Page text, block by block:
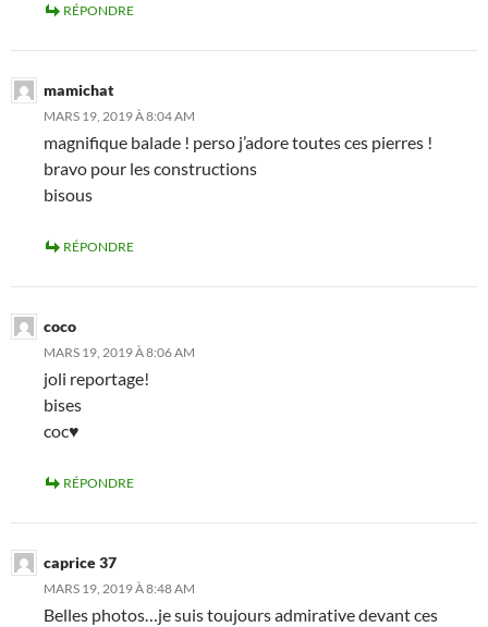
RÉPONDRE
mamichat
MARS 19, 2019 À 8:04 AM
magnifique balade ! perso j’adore toutes ces pierres !
bravo pour les constructions
bisous
RÉPONDRE
coco
MARS 19, 2019 À 8:06 AM
joli reportage!
bises
coc♥
RÉPONDRE
caprice 37
MARS 19, 2019 À 8:48 AM
Belles photos…je suis toujours admirative devant ces